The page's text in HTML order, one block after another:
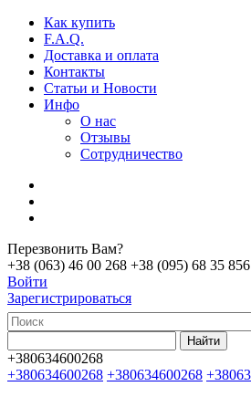
Как купить
F.A.Q.
Доставка и оплата
Контакты
Статьи и Новости
Инфо
О нас
Отзывы
Сотрудничество
Перезвонить Вам?
+38 (063) 46 00 268 +38 (095) 68 35 856
Войти
Зарегистрироваться
+380634600268
+380634600268 +380634600268